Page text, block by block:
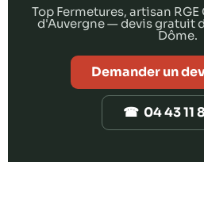
Top Fermetures, artisan
d'Auvergne — devis gratuit
Dôme.
Demander un
☎ 04 43 11